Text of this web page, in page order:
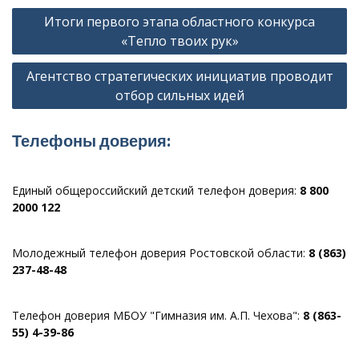
Навигация
записям
Итоги первого этапа областного конкурса
«Тепло твоих рук»
Агентство стратегических инициатив проводит
отбор сильных идей
Телефоны доверия:
Единый общероссийский детский телефон доверия: 8 800
2000 122
Молодежный телефон доверия Ростовской области: 8 (863)
237-48-48
Телефон доверия МБОУ "Гимназия им. А.П. Чехова": 8 (863-
55) 4-39-86